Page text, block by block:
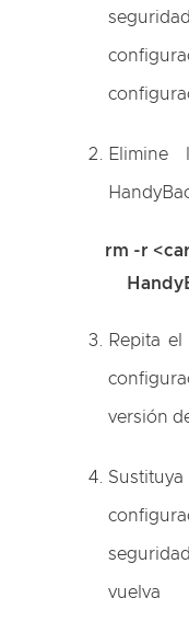
Elimine
rm -r
Repita
versión